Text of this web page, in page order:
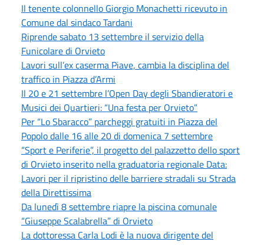
Il tenente colonnello Giorgio Monachetti ricevuto in
Comune dal sindaco Tardani
Riprende sabato 13 settembre il servizio della
Funicolare di Orvieto
Lavori sull’ex caserma Piave, cambia la disciplina del
traffico in Piazza d’Armi
Il 20 e 21 settembre l’Open Day degli Sbandieratori e
Musici dei Quartieri: “Una festa per Orvieto”
Per “Lo Sbaracco” parcheggi gratuiti in Piazza del
Popolo dalle 16 alle 20 di domenica 7 settembre
“Sport e Periferie”, il progetto del palazzetto dello sport
di Orvieto inserito nella graduatoria regionale Data:
Lavori per il ripristino delle barriere stradali su Strada
della Direttissima
Da lunedì 8 settembre riapre la piscina comunale
“Giuseppe Scalabrella” di Orvieto
La dottoressa Carla Lodi è la nuova dirigente del